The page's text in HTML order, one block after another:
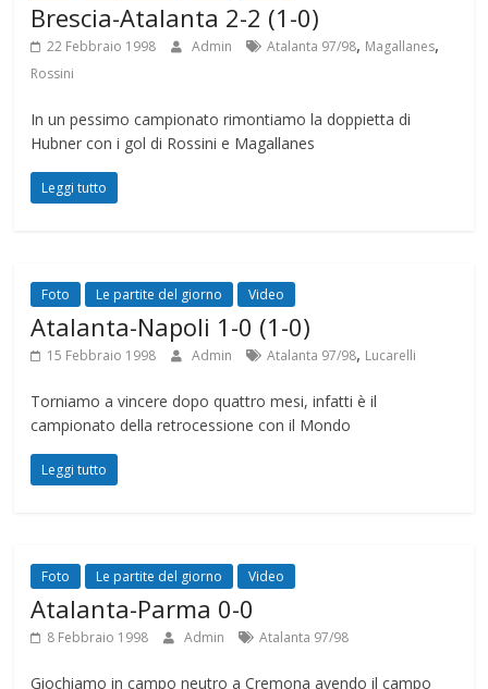
Brescia-Atalanta 2-2 (1-0)
22 Febbraio 1998 Admin Atalanta 97/98, Magallanes,
Rossini
In un pessimo campionato rimontiamo la doppietta di
Hubner con i gol di Rossini e Magallanes
Leggi tutto
Foto Le partite del giorno Video
Atalanta-Napoli 1-0 (1-0)
15 Febbraio 1998 Admin Atalanta 97/98, Lucarelli
Torniamo a vincere dopo quattro mesi, infatti è il
campionato della retrocessione con il Mondo
Leggi tutto
Foto Le partite del giorno Video
Atalanta-Parma 0-0
8 Febbraio 1998 Admin Atalanta 97/98
Giochiamo in campo neutro a Cremona avendo il campo